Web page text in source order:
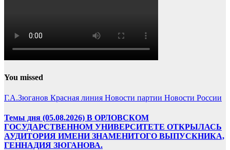
You missed
Г.А.Зюганов Красная линия Новости партии Новости России
Темы дня (05.08.2026) В ОРЛОВСКОМ
ГОСУДАРСТВЕННОМ УНИВЕРСИТЕТЕ ОТКРЫЛАСЬ
АУДИТОРИЯ ИМЕНИ ЗНАМЕНИТОГО ВЫПУСКНИКА,
ГЕННАДИЯ ЗЮГАНОВА.